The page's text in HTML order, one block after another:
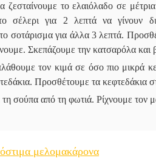
ζεσταίνουμε το ελαιόλαδο σε
σέλερι για 2 λεπτά να γίνουν
σοτάρισμα για άλλα 3 λεπτά.
Σκεπάζουμε την κατσαρόλα και
τον κιμά σε όσο πιο μικρά
Προσθέτουμε τα κεφτεδάκια
σούπα από τη φωτιά. Ρίχνουμε τον
μελομακάρονα